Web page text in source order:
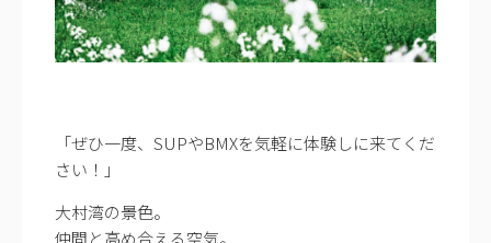
「ぜひ一度、SUPやBMXを気軽に体験しに来てくだ
さい！」
大村湾の景色。
仲間と高め合える空気。